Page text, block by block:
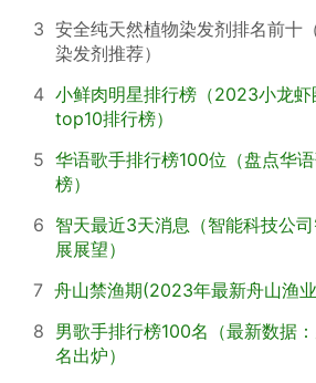
3 安全纯天然植物染发剂排名前十
染发剂推荐）
4 小鲜肉明星排行榜（2023小龙虾
top10排行榜）
5 华语歌手排行榜100位（盘点华
榜）
6 智天最近3天消息（智能科技公
展展望）
7 舟山禁渔期(2023年最新舟山渔
8 男歌手排行榜100名（最新数据
名出炉）